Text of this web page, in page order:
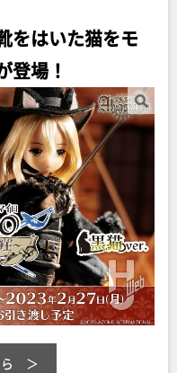
をはいた猫をモ
登場！